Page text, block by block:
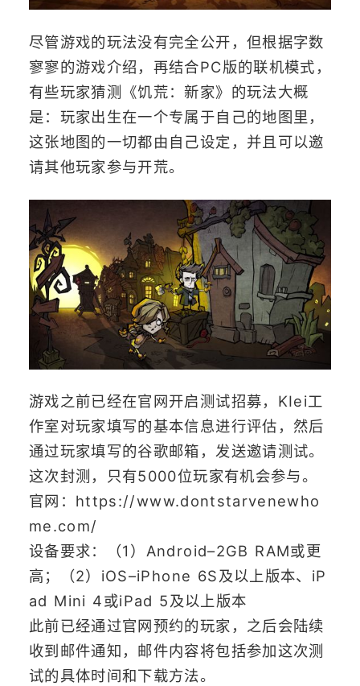
尽管游戏的玩法没有完全公开，但根据字数
寥寥的游戏介绍，再结合PC版的联机模式，
有些玩家猜测《饥荒：新家》的玩法大概
是：玩家出生在一个专属于自己的地图里，
这张地图的一切都由自己设定，并且可以邀
请其他玩家参与开荒。
游戏之前已经在官网开启测试招募，KIei工
作室对玩家填写的基本信息进行评估，然后
通过玩家填写的谷歌邮箱，发送邀请测试。
这次封测，只有5000位玩家有机会参与。
官网：https://www.dontstarvenewho
me.com/
设备要求：（1）Android–2GB RAM或更
高；（2）iOS–iPhone 6S及以上版本、iP
ad Mini 4或iPad 5及以上版本
此前已经通过官网预约的玩家，之后会陆续
收到邮件通知，邮件内容将包括参加这次测
试的具体时间和下载方法。